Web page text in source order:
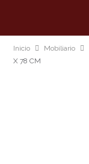
Inicio Mobiliario
X 78 CM